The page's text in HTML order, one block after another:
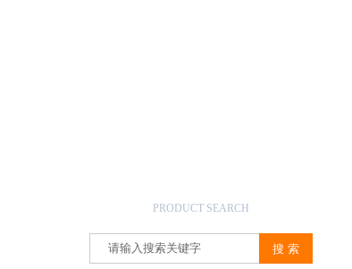
PRODUCT SEARCH